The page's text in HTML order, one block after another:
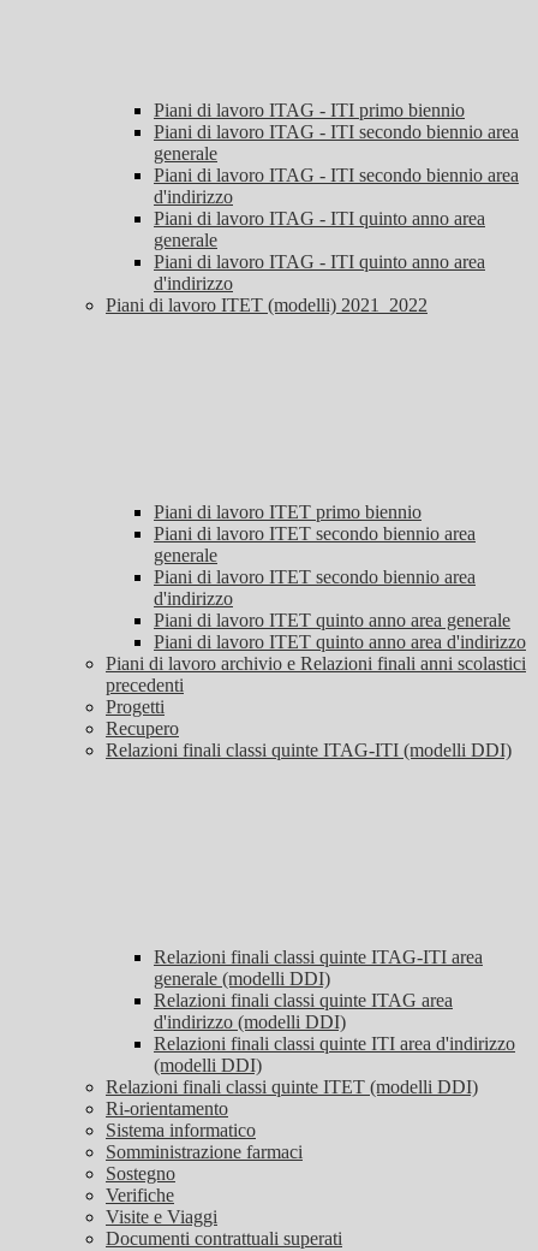
Piani di lavoro ITAG - ITI primo biennio
Piani di lavoro ITAG - ITI secondo biennio area
generale
Piani di lavoro ITAG - ITI secondo biennio area
d'indirizzo
Piani di lavoro ITAG - ITI quinto anno area
generale
Piani di lavoro ITAG - ITI quinto anno area
d'indirizzo
Piani di lavoro ITET (modelli) 2021_2022
Piani di lavoro ITET primo biennio
Piani di lavoro ITET secondo biennio area
generale
Piani di lavoro ITET secondo biennio area
d'indirizzo
Piani di lavoro ITET quinto anno area generale
Piani di lavoro ITET quinto anno area d'indirizzo
Piani di lavoro archivio e Relazioni finali anni scolastici
precedenti
Progetti
Recupero
Relazioni finali classi quinte ITAG-ITI (modelli DDI)
Relazioni finali classi quinte ITAG-ITI area
generale (modelli DDI)
Relazioni finali classi quinte ITAG area
d'indirizzo (modelli DDI)
Relazioni finali classi quinte ITI area d'indirizzo
(modelli DDI)
Relazioni finali classi quinte ITET (modelli DDI)
Ri-orientamento
Sistema informatico
Somministrazione farmaci
Sostegno
Verifiche
Visite e Viaggi
Documenti contrattuali superati